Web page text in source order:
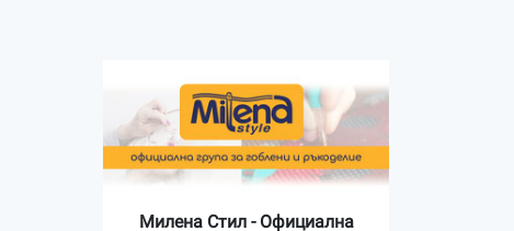
Милена Стил - Официална